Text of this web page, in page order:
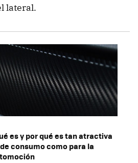
lateral.
es y por qué es tan atractiva
consumo como para la